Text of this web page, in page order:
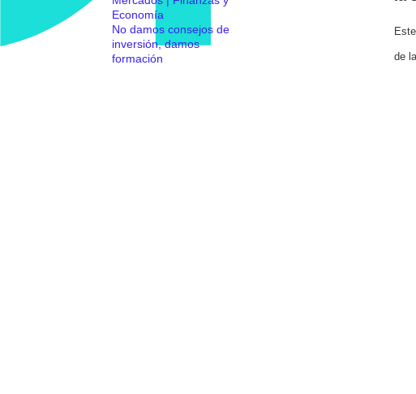
Economía
No damos consejos de
inversión, damos
formación
de